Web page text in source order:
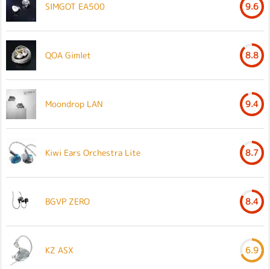
SIMGOT EA500 9.6
QOA Gimlet 8.8
Moondrop LAN 9.4
Kiwi Ears Orchestra Lite 8.7
BGVP ZERO 8.4
KZ ASX 6.9